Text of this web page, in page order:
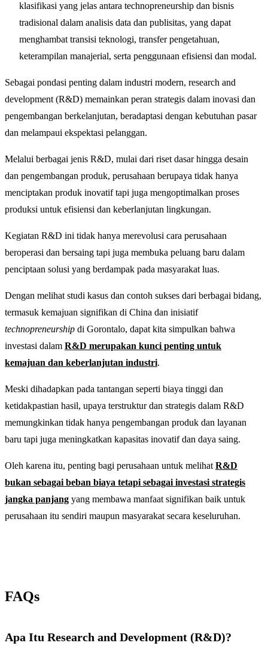
klasifikasi yang jelas antara technopreneurship dan bisnis
tradisional dalam analisis data dan publisitas, yang dapat
menghambat transisi teknologi, transfer pengetahuan,
keterampilan manajerial, serta penggunaan efisiensi dan modal.
Sebagai pondasi penting dalam industri modern, research and
development (R&D) memainkan peran strategis dalam inovasi dan
pengembangan berkelanjutan, beradaptasi dengan kebutuhan pasar
dan melampaui ekspektasi pelanggan.
Melalui berbagai jenis R&D, mulai dari riset dasar hingga desain
dan pengembangan produk, perusahaan berupaya tidak hanya
menciptakan produk inovatif tapi juga mengoptimalkan proses
produksi untuk efisiensi dan keberlanjutan lingkungan.
Kegiatan R&D ini tidak hanya merevolusi cara perusahaan
beroperasi dan bersaing tapi juga membuka peluang baru dalam
penciptaan solusi yang berdampak pada masyarakat luas.
Dengan melihat studi kasus dan contoh sukses dari berbagai bidang,
termasuk kemajuan signifikan di China dan inisiatif
technopreneurship di Gorontalo, dapat kita simpulkan bahwa
investasi dalam R&D merupakan kunci penting untuk
kemajuan dan keberlanjutan industri.
Meski dihadapkan pada tantangan seperti biaya tinggi dan
ketidakpastian hasil, upaya terstruktur dan strategis dalam R&D
memungkinkan tidak hanya pengembangan produk dan layanan
baru tapi juga meningkatkan kapasitas inovatif dan daya saing.
Oleh karena itu, penting bagi perusahaan untuk melihat R&D
bukan sebagai beban biaya tetapi sebagai investasi strategis
jangka panjang yang membawa manfaat signifikan baik untuk
perusahaan itu sendiri maupun masyarakat secara keseluruhan.
FAQs
Apa Itu Research and Development (R&D)?